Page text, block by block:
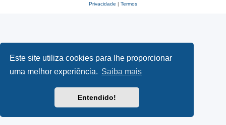
Este site utiliza cookies para lhe proporcionar
uma melhor experiência. Saiba mais
Entendido!
Privacidade | Termos